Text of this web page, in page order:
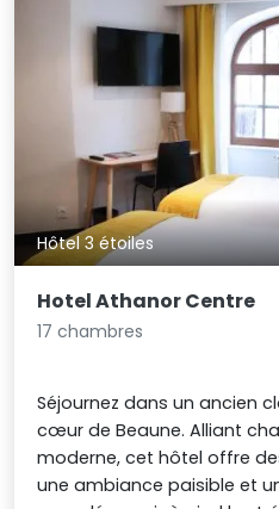
Hôtel 3 étoiles
Hotel Athanor Centre
17 chambres
Séjournez dans un ancien
cœur de Beaune. Alliant
moderne, cet hôtel offre
une ambiance paisible et